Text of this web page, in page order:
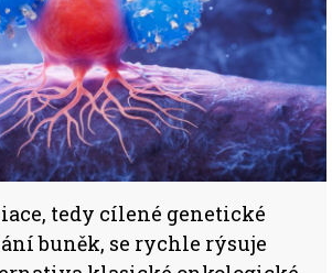
tedy cílené genetické
buněk, se rychle rýsuje